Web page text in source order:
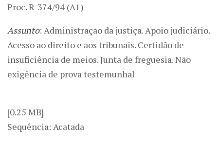
Proc. R-374/94 (A1)
Assunto: Administração da justiça. Apoio judiciário.
Acesso ao direito e aos tribunais. Certidão de
insuficiência de meios. Junta de freguesia. Não
exigência de prova testemunhal
[0.25 MB]
Sequência: Acatada